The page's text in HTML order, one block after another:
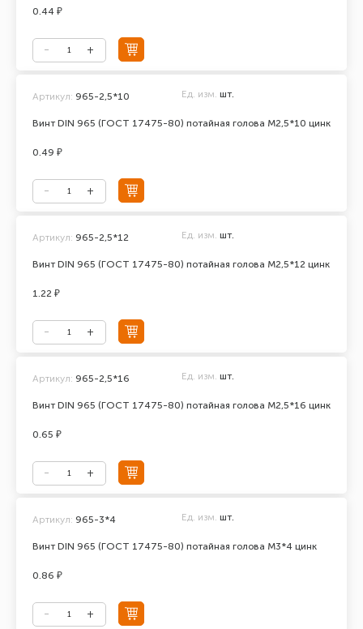
0.44 ₽
Винт DIN 965 (ГОСТ 17475-80) потайная голова М2,5*10 цинк
Артикул: 965-2,5*10 Ед. изм. шт.
0.49 ₽
Винт DIN 965 (ГОСТ 17475-80) потайная голова М2,5*12 цинк
Артикул: 965-2,5*12 Ед. изм. шт.
1.22 ₽
Винт DIN 965 (ГОСТ 17475-80) потайная голова М2,5*16 цинк
Артикул: 965-2,5*16 Ед. изм. шт.
0.65 ₽
Винт DIN 965 (ГОСТ 17475-80) потайная голова М3*4 цинк
Артикул: 965-3*4 Ед. изм. шт.
0.86 ₽